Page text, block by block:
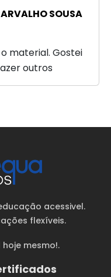
SOUSA
material. Gostei
outros
acessivel.
flexíveis.
mesmo!.